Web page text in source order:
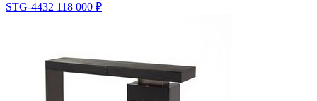
STG-4432 118 000 ₽